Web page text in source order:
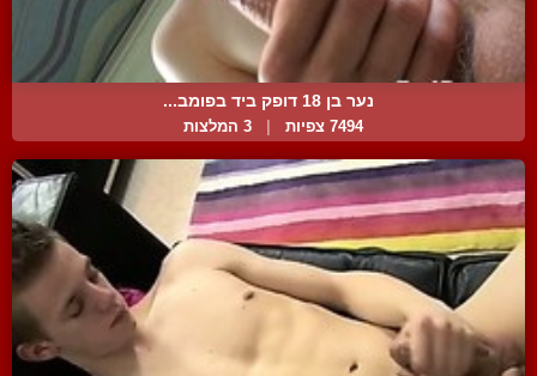
נער בן 18 דופק ביד בפומב...
7494 צפיות 3 המלצות